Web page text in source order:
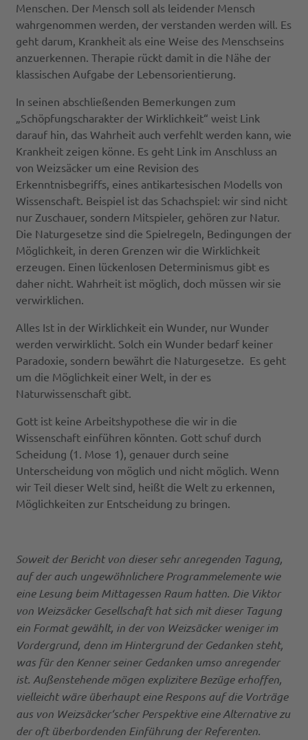
Menschen. Der Mensch soll als leidender Mensch
wahrgenommen werden, der verstanden werden will. Es
geht darum, Krankheit als eine Weise des Menschseins
anzuerkennen. Therapie rückt damit in die Nähe der
klassischen Aufgabe der Lebensorientierung.
In seinen abschließenden Bemerkungen zum
„Schöpfungscharakter der Wirklichkeit“ weist Link
darauf hin, das Wahrheit auch verfehlt werden kann, wie
Krankheit zeigen könne. Es geht Link im Anschluss an
von Weizsäcker um eine Revision des
Erkenntnisbegriffs, eines antikartesischen Modells von
Wissenschaft. Beispiel ist das Schachspiel: wir sind nicht
nur Zuschauer, sondern Mitspieler, gehören zur Natur.
Die Naturgesetze sind die Spielregeln, Bedingungen der
Möglichkeit, in deren Grenzen wir die Wirklichkeit
erzeugen. Einen lückenlosen Determinismus gibt es
daher nicht. Wahrheit ist möglich, doch müssen wir sie
verwirklichen.
Alles Ist in der Wirklichkeit ein Wunder, nur Wunder
werden verwirklicht. Solch ein Wunder bedarf keiner
Paradoxie, sondern bewährt die Naturgesetze. Es geht
um die Möglichkeit einer Welt, in der es
Naturwissenschaft gibt.
Gott ist keine Arbeitshypothese die wir in die
Wissenschaft einführen könnten. Gott schuf durch
Scheidung (1. Mose 1), genauer durch seine
Unterscheidung von möglich und nicht möglich. Wenn
wir Teil dieser Welt sind, heißt die Welt zu erkennen,
Möglichkeiten zur Entscheidung zu bringen.
Soweit der Bericht von dieser sehr anregenden Tagung,
auf der auch ungewöhnlichere Programmelemente wie
eine Lesung beim Mittagessen Raum hatten. Die Viktor
von Weizsäcker Gesellschaft hat sich mit dieser Tagung
ein Format gewählt, in der von Weizsäcker weniger im
Vordergrund, denn im Hintergrund der Gedanken steht,
was für den Kenner seiner Gedanken umso anregender
ist. Außenstehende mögen explizitere Bezüge erhoffen,
vielleicht wäre überhaupt eine Respons auf die Vorträge
aus von Weizsäcker‘scher Perspektive eine Alternative zu
der oft überbordenden Einführung der Referenten.